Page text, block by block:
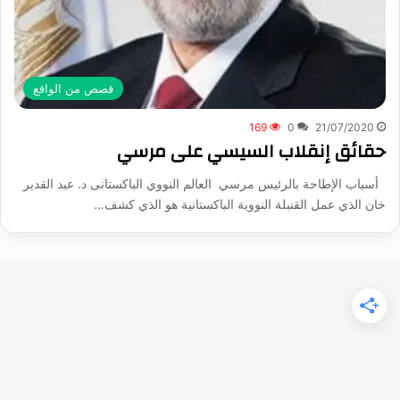
قصص من الواقع
21/07/2020
0
169
حقائق إنقلاب السيسي على مرسي
أسباب الإطاحة بالرئيس مرسي العالم النووي الباكستانى د. عبد القدير
خان الذي عمل القنبلة النووية الباكستانية هو الذي كشف…